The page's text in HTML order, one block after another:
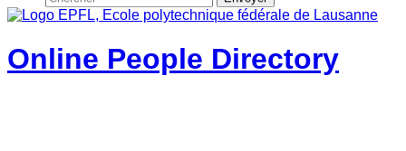
Online People Directory